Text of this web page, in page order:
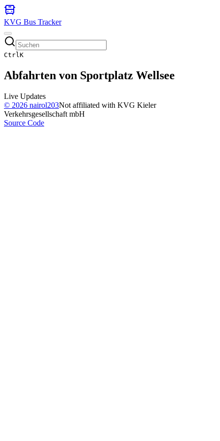
KVG Bus Tracker
CtrlK
Abfahrten von Sportplatz Wellsee
Live Updates
© 2026 nairol203Not affiliated with KVG Kieler
Verkehrsgesellschaft mbH
Source Code